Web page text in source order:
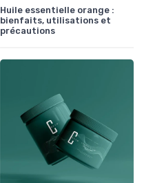
Huile essentielle orange :
bienfaits, utilisations et
précautions